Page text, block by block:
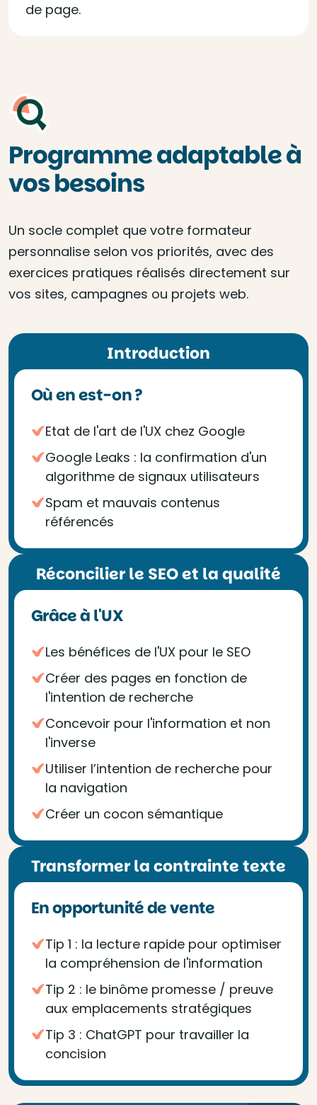
de page.
Programme adaptable à
vos besoins
Un socle complet que votre formateur
personnalise selon vos priorités, avec des
exercices pratiques réalisés directement sur
vos sites, campagnes ou projets web.
Introduction
Où en est-on ?
Etat de l'art de l'UX chez Google
Google Leaks : la confirmation d'un
algorithme de signaux utilisateurs
Spam et mauvais contenus
référencés
Réconcilier le SEO et la qualité
Grâce à l'UX
Les bénéfices de l'UX pour le SEO
Créer des pages en fonction de
l'intention de recherche
Concevoir pour l'information et non
l'inverse
Utiliser l’intention de recherche pour
la navigation
Créer un cocon sémantique
Transformer la contrainte texte
En opportunité de vente
Tip 1 : la lecture rapide pour optimiser
la compréhension de l'information
Tip 2 : le binôme promesse / preuve
aux emplacements stratégiques
Tip 3 : ChatGPT pour travailler la
concision